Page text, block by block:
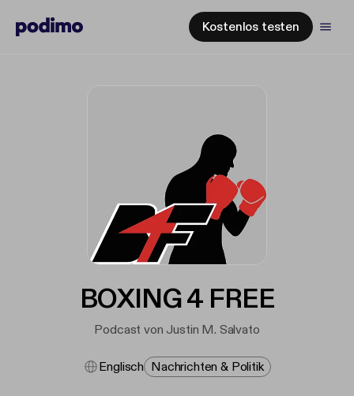
Kostenlos testen
BOXING 4 FREE
Podcast von Justin M. Salvato
Englisch Nachrichten & Politik